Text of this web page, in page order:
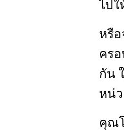
ไปใ
หรื
คร
กัน
หน่
คุณ